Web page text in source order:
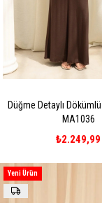
Düğme Detaylı
MA1036
₺2.249,99
Yeni Ürün